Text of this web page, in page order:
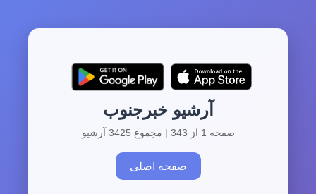
آرشیو خبرجنوب
صفحه 1 از 343 | مجموع 3425 آرشیو
صفحه اصلی